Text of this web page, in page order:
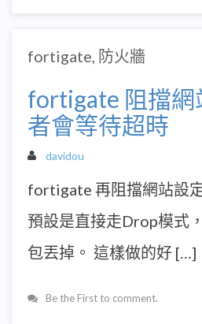
fortigate, 防火牆
fortigate 阻擋網
者會等待超時
davidou
fortigate 再阻擋網站設
預設是直接走Drop模式
包丟掉。 這樣做的好 […]
Be the First to comment.